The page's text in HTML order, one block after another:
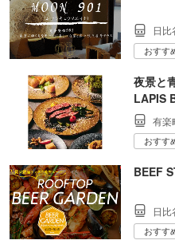
日比
おすす
夜景と
LAPIS
有楽
おすす
BEEF
日比
おすす